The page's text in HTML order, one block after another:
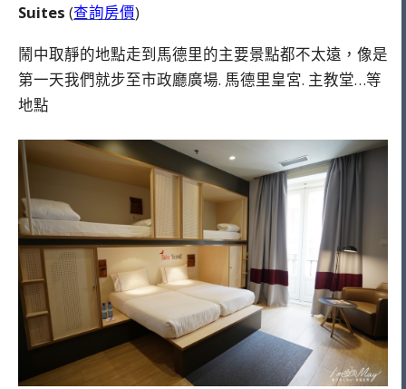
Suites (查詢房價)
鬧中取靜的地點走到馬德里的主要景點都不太遠，像是
第一天我們就步至市政廳廣場. 馬德里皇宮. 主教堂…等
地點